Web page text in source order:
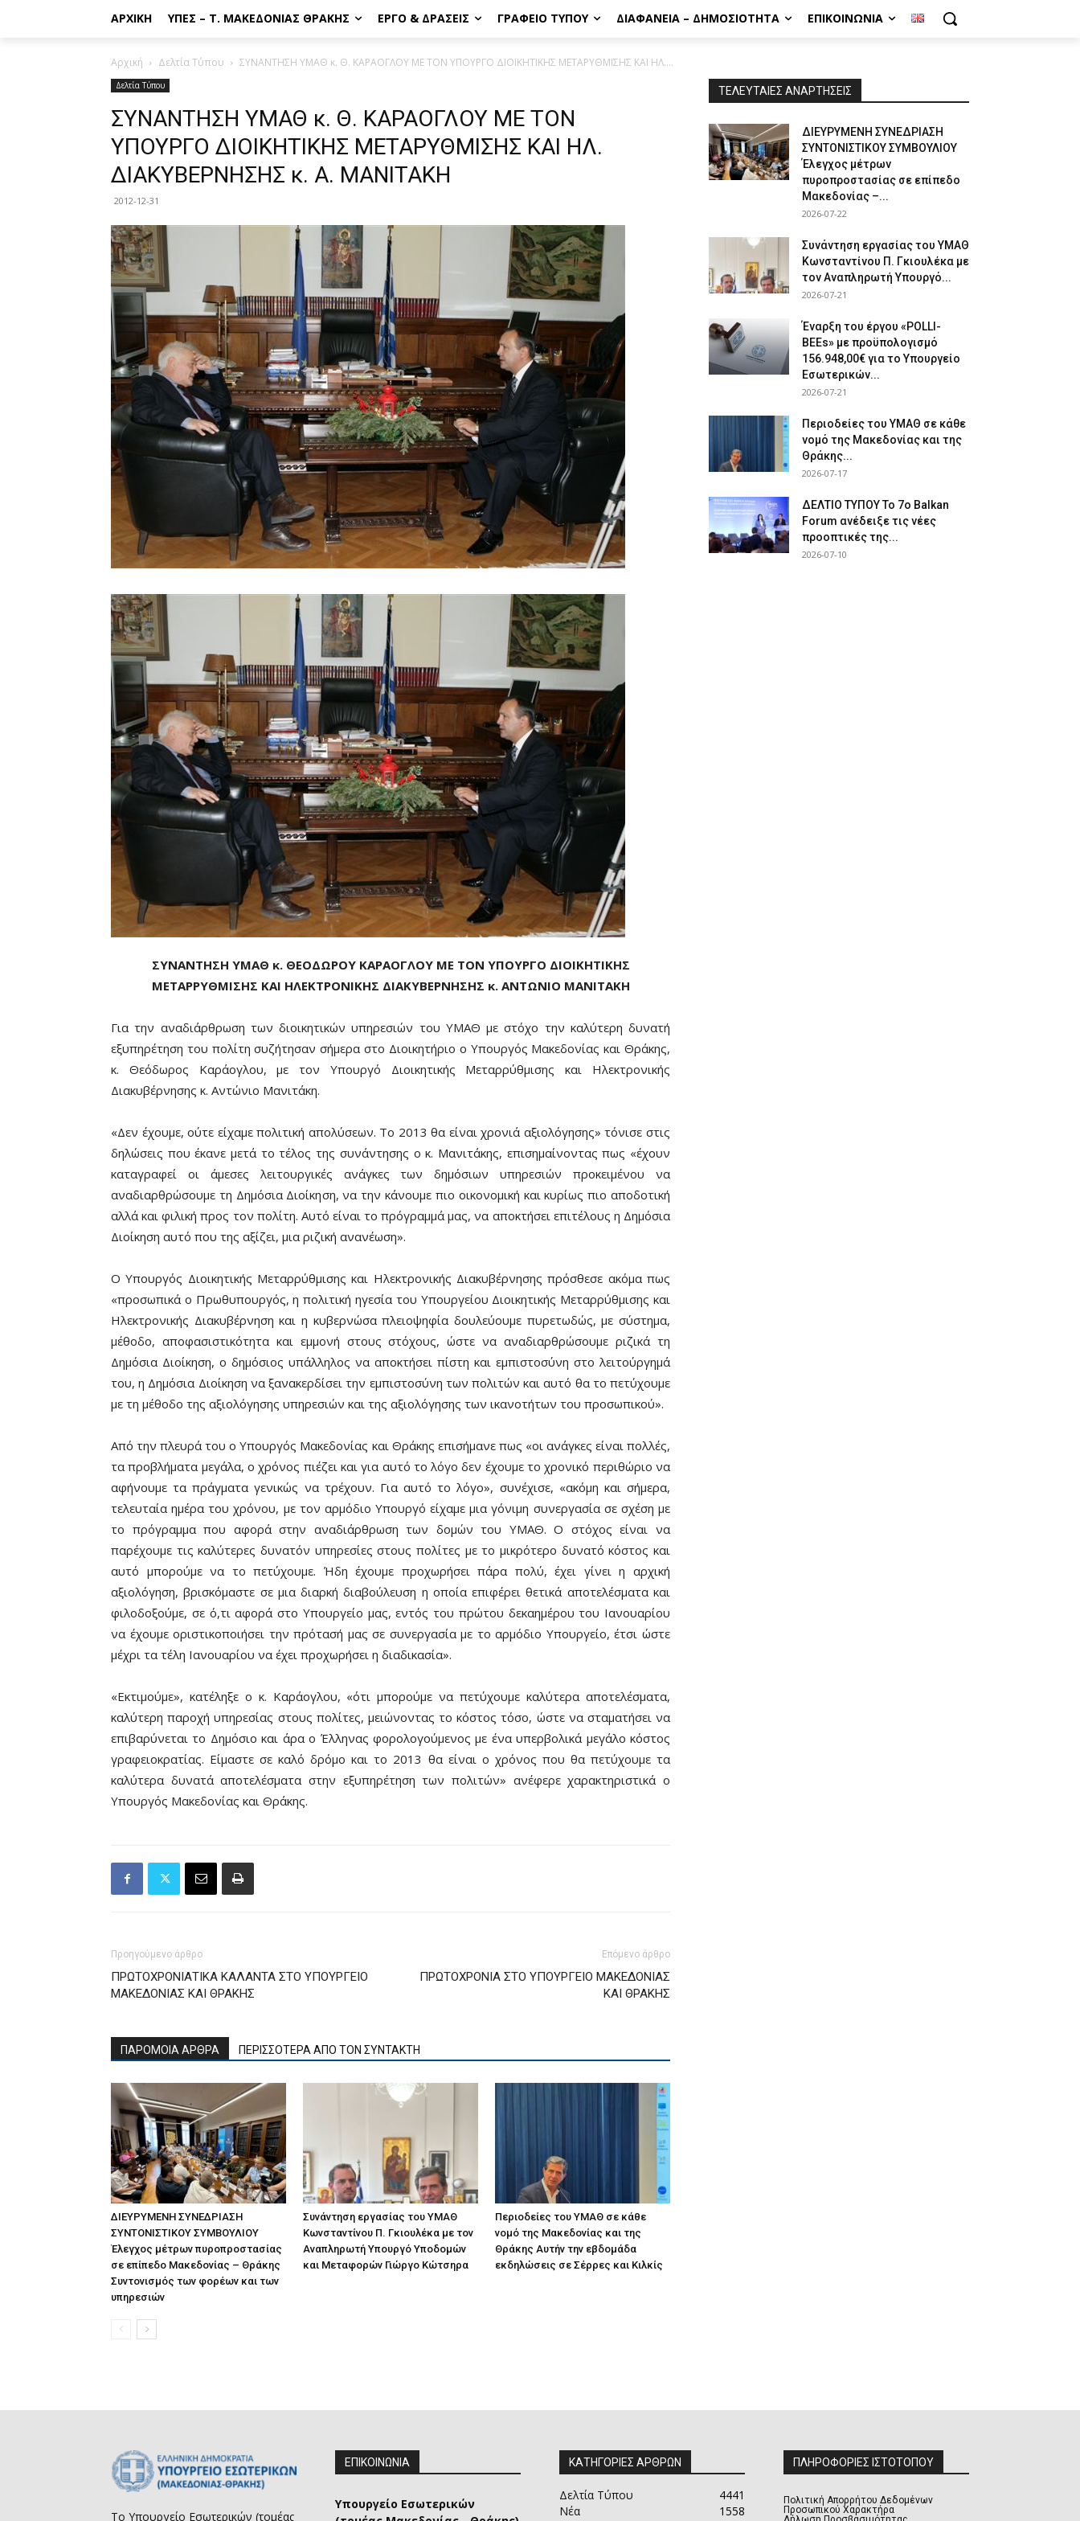
ΑΡΧΙΚΉ ΥΠΕΣ – Τ. ΜΑΚΕΔΟΝΊΑΣ ΘΡΆΚΗΣ ΈΡΓΟ & ΔΡΆΣΕΙΣ ΓΡΑΦΕΊΟ ΤΎΠΟΥ ΔΙΑΦΆΝΕΙΑ – ΔΗΜΟΣΙΌΤΗΤΑ ΕΠΙΚΟΙΝΩΝΊΑ
Αρχική Δελτία Τύπου ΣΥΝΑΝΤΗΣΗ ΥΜΑΘ κ. Θ. ΚΑΡΑΟΓΛΟΥ ΜΕ ΤΟΝ ΥΠΟΥΡΓΟ ΔΙΟΙΚΗΤΙΚΗΣ ΜΕΤΑΡΥΘΜΙΣΗΣ ΚAI ΗΛ....
Δελτία Τύπου
ΣΥΝΑΝΤΗΣΗ ΥΜΑΘ κ. Θ. ΚΑΡΑΟΓΛΟΥ ΜΕ ΤΟΝ
ΥΠΟΥΡΓΟ ΔΙΟΙΚΗΤΙΚΗΣ ΜΕΤΑΡΥΘΜΙΣΗΣ ΚAI ΗΛ.
ΔΙΑΚΥΒΕΡΝΗΣΗΣ κ. Α. ΜΑΝΙΤΑΚΗ
2012-12-31
ΣΥΝΑΝΤΗΣΗ ΥΜΑΘ κ. ΘΕΟΔΩΡΟΥ ΚΑΡΑΟΓΛΟΥ ΜΕ ΤΟΝ ΥΠΟΥΡΓΟ ΔΙΟΙΚΗΤΙΚΗΣ
ΜΕΤΑΡΡΥΘΜΙΣΗΣ ΚΑΙ ΗΛΕΚΤΡΟΝΙΚΗΣ ΔΙΑΚΥΒΕΡΝΗΣΗΣ κ. ΑΝΤΩΝΙΟ ΜΑΝΙΤΑΚΗ
Για την αναδιάρθρωση των διοικητικών υπηρεσιών του ΥΜΑΘ με στόχο την καλύτερη δυνατή
εξυπηρέτηση του πολίτη συζήτησαν σήμερα στο Διοικητήριο ο Υπουργός Μακεδονίας και Θράκης,
κ. Θεόδωρος Καράογλου, με τον Υπουργό Διοικητικής Μεταρρύθμισης και Ηλεκτρονικής
Διακυβέρνησης κ. Αντώνιο Μανιτάκη.
«Δεν έχουμε, ούτε είχαμε πολιτική απολύσεων. Το 2013 θα είναι χρονιά αξιολόγησης» τόνισε στις
δηλώσεις που έκανε μετά το τέλος της συνάντησης ο κ. Μανιτάκης, επισημαίνοντας πως «έχουν
καταγραφεί οι άμεσες λειτουργικές ανάγκες των δημόσιων υπηρεσιών προκειμένου να
αναδιαρθρώσουμε τη Δημόσια Διοίκηση, να την κάνουμε πιο οικονομική και κυρίως πιο αποδοτική
αλλά και φιλική προς τον πολίτη. Αυτό είναι το πρόγραμμά μας, να αποκτήσει επιτέλους η Δημόσια
Διοίκηση αυτό που της αξίζει, μια ριζική ανανέωση».
Ο Υπουργός Διοικητικής Μεταρρύθμισης και Ηλεκτρονικής Διακυβέρνησης πρόσθεσε ακόμα πως
«προσωπικά ο Πρωθυπουργός, η πολιτική ηγεσία του Υπουργείου Διοικητικής Μεταρρύθμισης και
Ηλεκτρονικής Διακυβέρνηση και η κυβερνώσα πλειοψηφία δουλεύουμε πυρετωδώς, με σύστημα,
μέθοδο, αποφασιστικότητα και εμμονή στους στόχους, ώστε να αναδιαρθρώσουμε ριζικά τη
Δημόσια Διοίκηση, ο δημόσιος υπάλληλος να αποκτήσει πίστη και εμπιστοσύνη στο λειτούργημά
του, η Δημόσια Διοίκηση να ξανακερδίσει την εμπιστοσύνη των πολιτών και αυτό θα το πετύχουμε
με τη μέθοδο της αξιολόγησης υπηρεσιών και της αξιολόγησης των ικανοτήτων του προσωπικού».
Από την πλευρά του ο Υπουργός Μακεδονίας και Θράκης επισήμανε πως «οι ανάγκες είναι πολλές,
τα προβλήματα μεγάλα, ο χρόνος πιέζει και για αυτό το λόγο δεν έχουμε το χρονικό περιθώριο να
αφήνουμε τα πράγματα γενικώς να τρέχουν. Για αυτό το λόγο», συνέχισε, «ακόμη και σήμερα,
τελευταία ημέρα του χρόνου, με τον αρμόδιο Υπουργό είχαμε μια γόνιμη συνεργασία σε σχέση με
το πρόγραμμα που αφορά στην αναδιάρθρωση των δομών του ΥΜΑΘ. Ο στόχος είναι να
παρέχουμε τις καλύτερες δυνατόν υπηρεσίες στους πολίτες με το μικρότερο δυνατό κόστος και
αυτό μπορούμε να το πετύχουμε. Ήδη έχουμε προχωρήσει πάρα πολύ, έχει γίνει η αρχική
αξιολόγηση, βρισκόμαστε σε μια διαρκή διαβούλευση η οποία επιφέρει θετικά αποτελέσματα και
φιλοδοξούμε, σε ό,τι αφορά στο Υπουργείο μας, εντός του πρώτου δεκαημέρου του Ιανουαρίου
να έχουμε οριστικοποιήσει την πρότασή μας σε συνεργασία με το αρμόδιο Υπουργείο, έτσι ώστε
μέχρι τα τέλη Ιανουαρίου να έχει προχωρήσει η διαδικασία».
«Εκτιμούμε», κατέληξε ο κ. Καράογλου, «ότι μπορούμε να πετύχουμε καλύτερα αποτελέσματα,
καλύτερη παροχή υπηρεσίας στους πολίτες, μειώνοντας το κόστος τόσο, ώστε να σταματήσει να
επιβαρύνεται το Δημόσιο και άρα ο Έλληνας φορολογούμενος με ένα υπερβολικά μεγάλο κόστος
γραφειοκρατίας. Είμαστε σε καλό δρόμο και το 2013 θα είναι ο χρόνος που θα πετύχουμε τα
καλύτερα δυνατά αποτελέσματα στην εξυπηρέτηση των πολιτών» ανέφερε χαρακτηριστικά ο
Υπουργός Μακεδονίας και Θράκης.
Προηγούμενο άρθρο
ΠΡΩΤΟΧΡΟΝΙΑΤΙΚΑ ΚΑΛΑΝΤΑ ΣΤΟ ΥΠΟΥΡΓΕΙΟ
ΜΑΚΕΔΟΝΙΑΣ ΚΑΙ ΘΡΑΚΗΣ
Επόμενο άρθρο
ΠΡΩΤΟΧΡΟΝΙΑ ΣΤΟ ΥΠΟΥΡΓΕΙΟ ΜΑΚΕΔΟΝΙΑΣ
ΚΑΙ ΘΡΑΚΗΣ
ΠΑΡΟΜΟΙΑ ΑΡΘΡΑ ΠΕΡΙΣΣΟΤΕΡΑ ΑΠΟ ΤΟΝ ΣΥΝΤΑΚΤΗ
ΔΙΕΥΡΥΜΕΝΗ ΣΥΝΕΔΡΙΑΣΗ
ΣΥΝΤΟΝΙΣΤΙΚΟΥ ΣΥΜΒΟΥΛΙΟΥ
Έλεγχος μέτρων πυροπροστασίας
σε επίπεδο Μακεδονίας – Θράκης
Συντονισμός των φορέων και των
υπηρεσιών
Συνάντηση εργασίας του ΥΜΑΘ
Κωνσταντίνου Π. Γκιουλέκα με τον
Αναπληρωτή Υπουργό Υποδομών
και Μεταφορών Γιώργο Κώτσηρα
Περιοδείες του ΥΜΑΘ σε κάθε
νομό της Μακεδονίας και της
Θράκης Αυτήν την εβδομάδα
εκδηλώσεις σε Σέρρες και Κιλκίς
ΤΕΛΕΥΤΑΙΕΣ ΑΝΑΡΤΗΣΕΙΣ
ΔΙΕΥΡΥΜΕΝΗ ΣΥΝΕΔΡΙΑΣΗ
ΣΥΝΤΟΝΙΣΤΙΚΟΥ ΣΥΜΒΟΥΛΙΟΥ
Έλεγχος μέτρων
πυροπροστασίας σε επίπεδο
Μακεδονίας –...
2026-07-22
Συνάντηση εργασίας του ΥΜΑΘ
Κωνσταντίνου Π. Γκιουλέκα με
τον Αναπληρωτή Υπουργό...
2026-07-21
Έναρξη του έργου «POLLI-
BEEs» με προϋπολογισμό
156.948,00€ για το Υπουργείο
Εσωτερικών...
2026-07-21
Περιοδείες του ΥΜΑΘ σε κάθε
νομό της Μακεδονίας και της
Θράκης...
2026-07-17
ΔΕΛΤΙΟ ΤΥΠΟΥ Το 7ο Balkan
Forum ανέδειξε τις νέες
προοπτικές της...
2026-07-10
Το Υπουργείο Εσωτερικών (τομέας
ΕΠΙΚΟΙΝΩΝΙΑ
Υπουργείο Εσωτερικών
ΚΑΤΗΓΟΡΙΕΣ ΑΡΘΡΩΝ
Δελτία Τύπου
4441
Νέα
1558
ΠΛΗΡΟΦΟΡΙΕΣ ΙΣΤΟΤΟΠΟΥ
Πολιτική Απορρήτου Δεδομένων
Προσωπικού Χαρακτήρα